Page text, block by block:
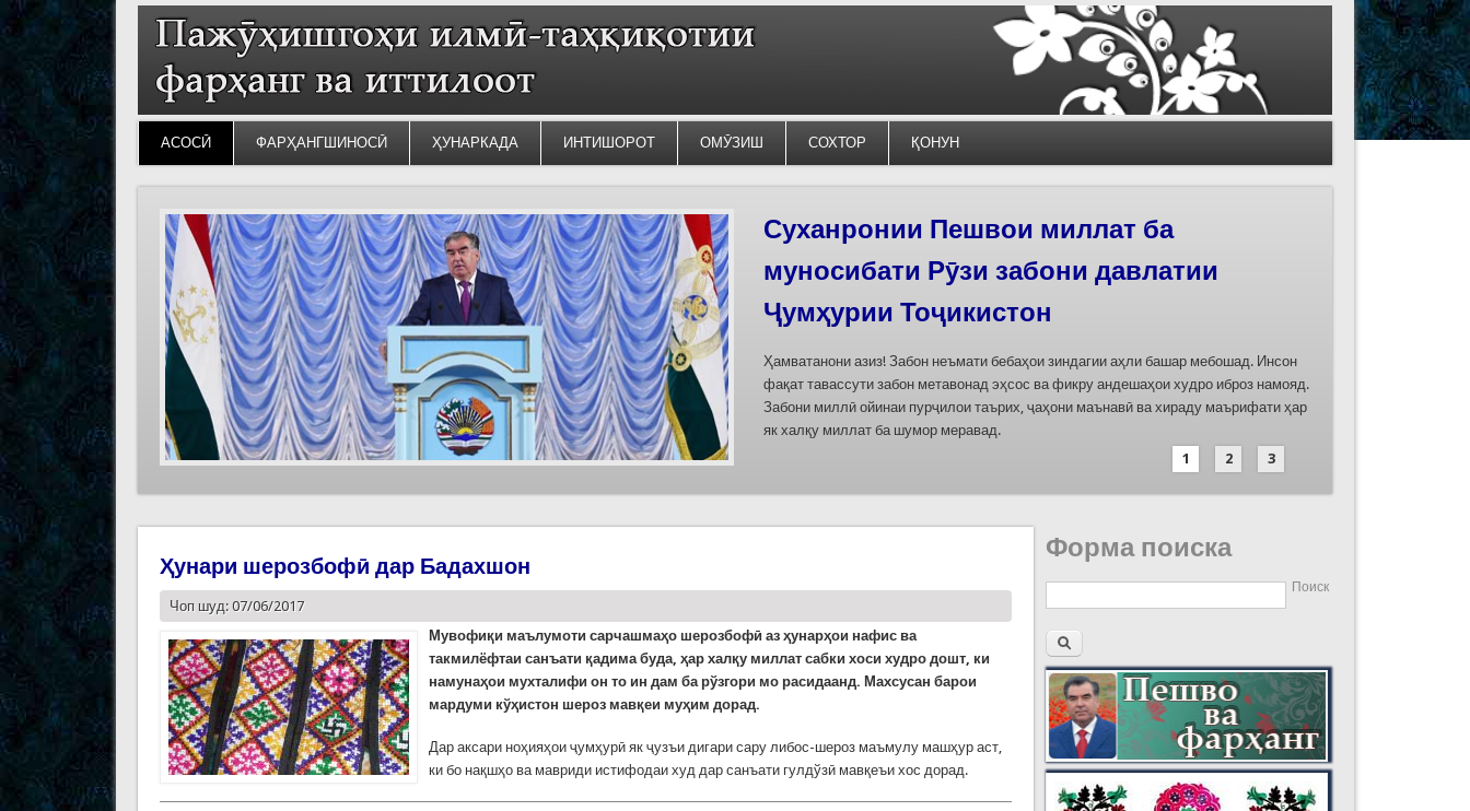
АСОСӢ ФАРҲАНГШИНОСӢ ҲУНАРКАДА ИНТИШОРОТ ОМӮЗИШ СОХТОР ҚОНУН
Силсилаи ёдгориҳои роҳи абрешим
барои сабт дар феҳристи ЮНЕСКО
омода мешаванд
Дар бахшҳои семинар вазъи омодасозии ҳуҷҷатҳои номинатсияҳои муштараки
кишварҳои Осиёи Марказӣ, аз он ҷумла номинатсияи “Роҳи абрешим: гузаргоҳи
минтақавии Фарғона-Сирдарё», ки аз ҷониби ҷумҳуриҳои Қазоқистон, Қирғизистон,
Тоҷикистон ва Ўзбекистон пешниҳод хоҳад шуд
1
2 3
Ҳунари шерозбофӣ дар Бадахшон
Чоп шуд: 07/06/2017
Мувофиқи маълумоти сарчашмаҳошерозбофӣ азҳунарҳои нафис ва
такмилёфтаи санъати қадима буда, ҳар халқу миллат сабки хоси худро дошт, ки
намунаҳои мухталифи он то ин дам ба рўзгори мо расидаанд. Махсусан барои
мардуми кўҳистон шероз мавқеи муҳим дорад.
Дар аксари ноҳияҳои ҷумҳурӣ як ҷузъи дигари сару либос-шероз маъмулу машҳур аст,
ки бо нақшҳо ва мавриди истифодаи худ дар санъати гулдўзӣ мавқеъи хос дорад.
Форма поиска
Поиск